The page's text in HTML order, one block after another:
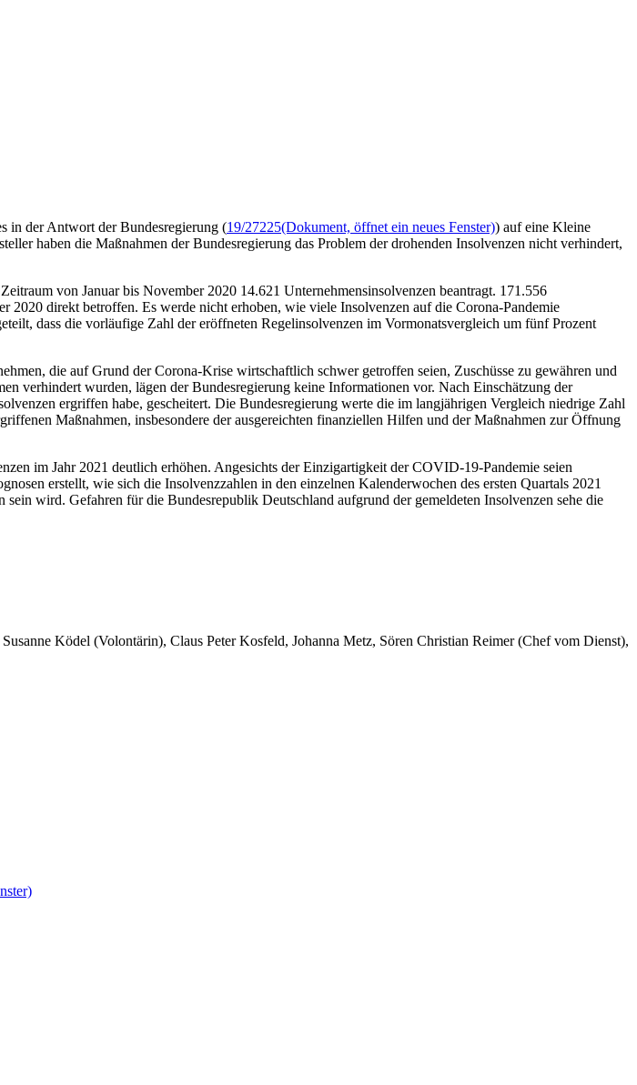
in der Antwort der Bundesregierung (19/27225(Dokument, öffnet ein neues Fenster)) auf eine Kleine
haben die Maßnahmen der Bundesregierung das Problem der drohenden Insolvenzen nicht verhindert,
von Januar bis November 2020 14.621 Unternehmensinsolvenzen beantragt. 171.556
direkt betroffen. Es werde nicht erhoben, wie viele Insolvenzen auf die Corona-Pandemie
dass die vorläufige Zahl der eröffneten Regelinsolvenzen im Vormonatsvergleich um fünf Prozent
die auf Grund der Corona-Krise wirtschaftlich schwer getroffen seien, Zuschüsse zu gewähren und
verhindert wurden, lägen der Bundesregierung keine Informationen vor. Nach Einschätzung der
ergriffen habe, gescheitert. Die Bundesregierung werte die im langjährigen Vergleich niedrige Zahl
Maßnahmen, insbesondere der ausgereichten finanziellen Hilfen und der Maßnahmen zur Öffnung
im Jahr 2021 deutlich erhöhen. Angesichts der Einzigartigkeit der COVID-19-Pandemie seien
erstellt, wie sich die Insolvenzzahlen in den einzelnen Kalenderwochen des ersten Quartals 2021
wird. Gefahren für die Bundesrepublik Deutschland aufgrund der gemeldeten Insolvenzen sehe die
Susanne Ködel (Volontärin), Claus Peter Kosfeld, Johanna Metz, Sören Christian Reimer (Chef vom Dienst),